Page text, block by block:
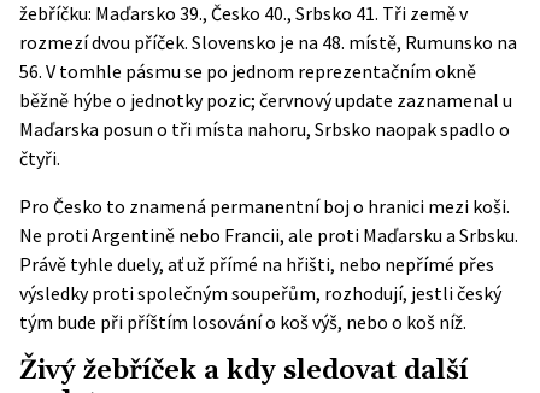
žebříčku: Maďarsko 39., Česko 40., Srbsko 41. Tři země v
rozmezí dvou příček. Slovensko je na 48. místě, Rumunsko na
56. V tomhle pásmu se po jednom reprezentačním okně
běžně hýbe o jednotky pozic; červnový update zaznamenal u
Maďarska posun o tři místa nahoru, Srbsko naopak spadlo o
čtyři.
Pro Česko to znamená permanentní boj o hranici mezi koši.
Ne proti Argentině nebo Francii, ale proti Maďarsku a Srbsku.
Právě tyhle duely, ať už přímé na hřišti, nebo nepřímé přes
výsledky proti společným soupeřům, rozhodují, jestli český
tým bude při příštím losování o koš výš, nebo o koš níž.
Živý žebříček a kdy sledovat další